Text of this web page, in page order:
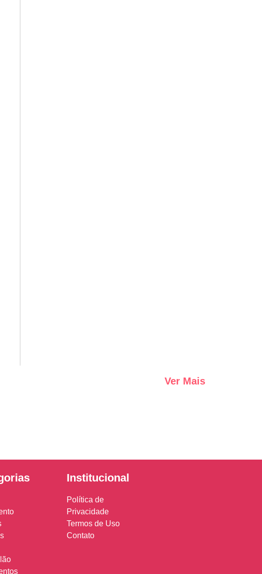
Ver Mais
Institucional
Política de
Privacidade
Termos de Uso
Contato